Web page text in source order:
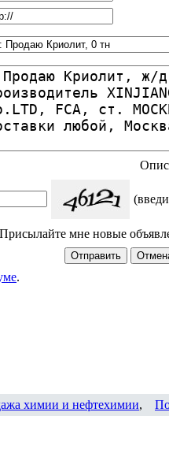
Присылайте мне новые
.
химии и нефтехимии,